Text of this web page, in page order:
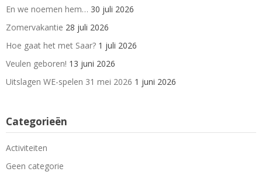
En we noemen hem… 30 juli 2026
Zomervakantie 28 juli 2026
Hoe gaat het met Saar? 1 juli 2026
Veulen geboren! 13 juni 2026
Uitslagen WE-spelen 31 mei 2026 1 juni 2026
Categorieën
Activiteiten
Geen categorie